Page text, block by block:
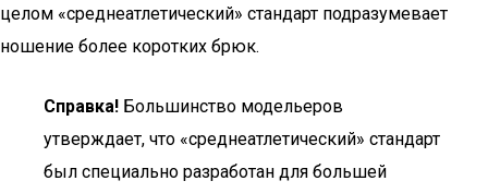
целом «среднеатлетический» стандарт подразумевает
ношение более коротких брюк.
Справка! Большинство модельеров
утверждает, что «среднеатлетический» стандарт
был специально разработан для большей